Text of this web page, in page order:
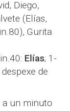
Diego,
(Elías,
Gurita
Elías; 1-
de
a un minuto